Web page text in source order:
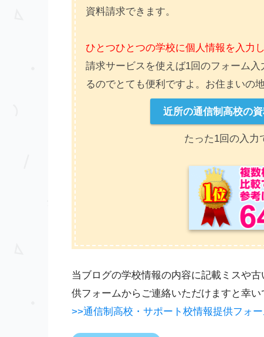
資料請求できます。
ひとつひとつの学校に個人情報を入力
請求サービスを使えば1回のフォーム
るのでとても便利ですよ。お住まいの
近所の通信制高校の
たった1回の入力
当ブログの学校情報の内容に記載ミスや
供フォームからご連絡いただけますと幸い
>>通信制高校・サポート校情報提供フォ